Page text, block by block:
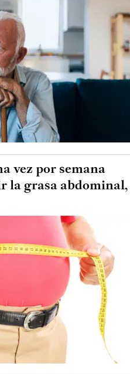
vez por semana
la grasa abdominal,